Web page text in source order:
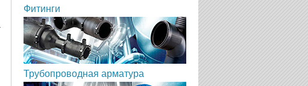
Фитинги
Трубопроводная арматура